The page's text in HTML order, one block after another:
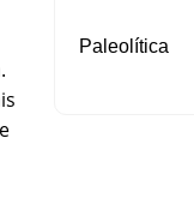
Paleolítica